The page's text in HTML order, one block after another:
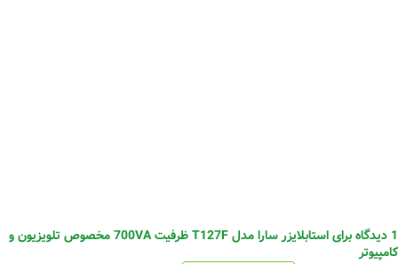
1 دیدگاه برای
استابلایزر سارا مدل T127F ظرفیت 700VA مخصوص تلویزیون و
کامپیوتر